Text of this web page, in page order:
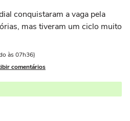
conquistaram a vaga pela
mas tiveram um ciclo muito
às 07h36)
comentários